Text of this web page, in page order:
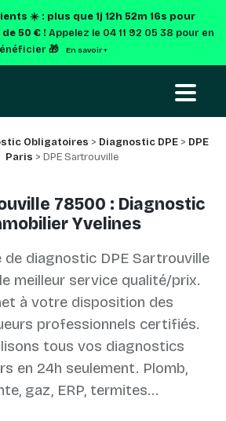
☀️ : plus que 1j 12h 52m 16s pour
50 € ! Appelez le 04 11 92 05 38 pour en
🎁
En savoir +
Obligatoires > Diagnostic DPE> DPE
Paris > DPE Sartrouville
78500 : Diagnostic
Yvelines
diagnostic DPE Sartrouville
meilleur service qualité/prix.
à votre disposition des
professionnels certifiés.
tous vos diagnostics
en 24h seulement. Plomb,